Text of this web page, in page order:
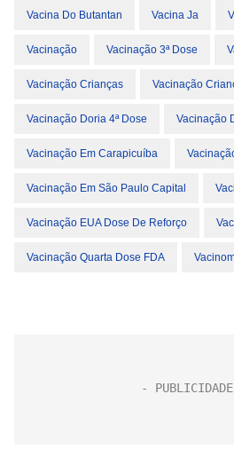
Vacina Do Butantan Vacina Ja
Vacinação Vacinação 3ª Dose
Vacinação Crianças Vacinação
Vacinação Doria 4ª Dose Vacinação
Vacinação Em Carapicuíba
Vacinação Em São Paulo Capital
Vacinação EUA Dose De Reforço
Vacinação Quarta Dose FDA